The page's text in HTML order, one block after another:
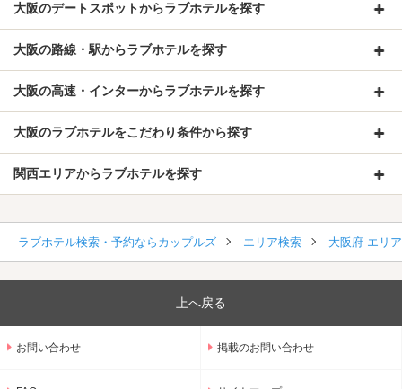
大阪のデートスポットからラブホテルを探す
大阪の路線・駅からラブホテルを探す
大阪の高速・インターからラブホテルを探す
大阪のラブホテルをこだわり条件から探す
関西エリアからラブホテルを探す
ラブホテル検索・予約ならカップルズ エリア検索 大阪府 エリ
上へ戻る
お問い合わせ 掲載のお問い合わせ